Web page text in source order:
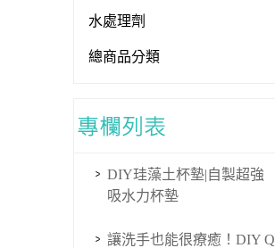
水處理劑
總商品分類
DIY珪藻土杯墊|自製超強
吸水力杯墊
讓洗手也能很療癒！DIY Q